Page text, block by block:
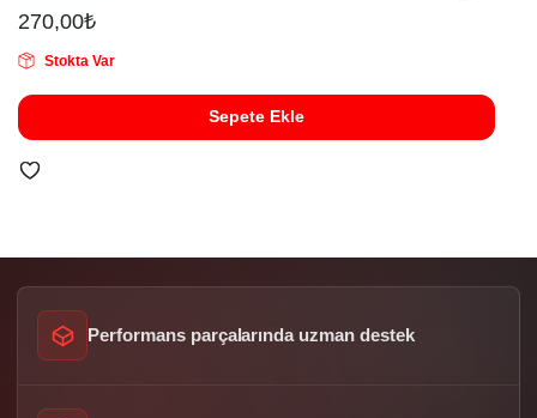
270,00₺
Stokta Var
Sepete Ekle
Performans parçalarında uzman destek